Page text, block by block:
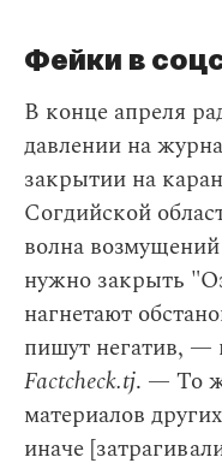
Фейки в
В конце апреля
давлении на
закрытии на
Согдийской
волна
нужно закрыть
нагнетают
пишут негатив, —
Factcheck.tj. — То
материалов
иначе